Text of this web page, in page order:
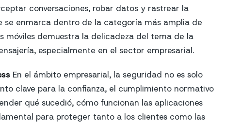
conversaciones, robar datos y rastrear la
se enmarca dentro de la categoría más amplia de
móviles demuestra la delicadeza del tema de la
especialmente en el sector empresarial.
En el ámbito empresarial, la seguridad no es solo
clave para la confianza, el cumplimiento normativo
qué sucedió, cómo funcionan las aplicaciones
para proteger tanto a los clientes como las